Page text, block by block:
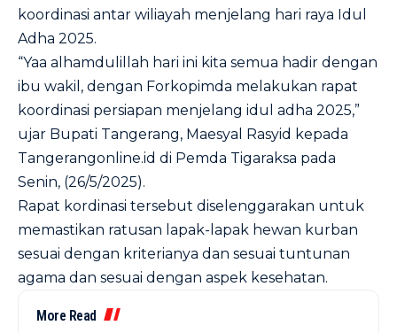
koordinasi antar wiliayah menjelang hari raya Idul
Adha 2025.
“Yaa alhamdulillah hari ini kita semua hadir dengan
ibu wakil, dengan Forkopimda melakukan rapat
koordinasi persiapan menjelang idul adha 2025,”
ujar Bupati Tangerang, Maesyal Rasyid kepada
Tangerangonline.id di Pemda Tigaraksa pada
Senin, (26/5/2025).
Rapat kordinasi tersebut diselenggarakan untuk
memastikan ratusan lapak-lapak hewan kurban
sesuai dengan kriterianya dan sesuai tuntunan
agama dan sesuai dengan aspek kesehatan.
More Read